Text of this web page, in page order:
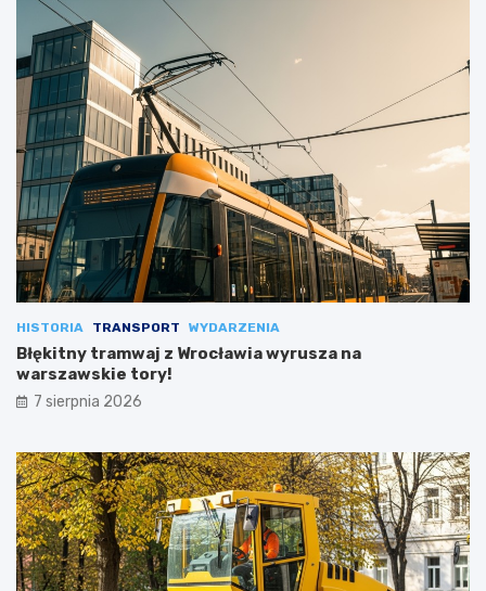
HISTORIA TRANSPORT WYDARZENIA
Błękitny tramwaj z Wrocławia wyrusza na
warszawskie tory!
7 sierpnia 2026